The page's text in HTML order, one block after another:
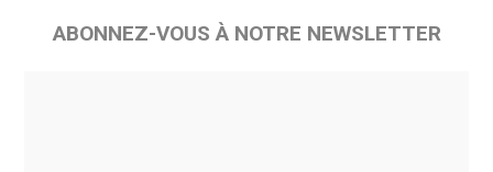
ABONNEZ-VOUS À NOTRE NEWSLETTER